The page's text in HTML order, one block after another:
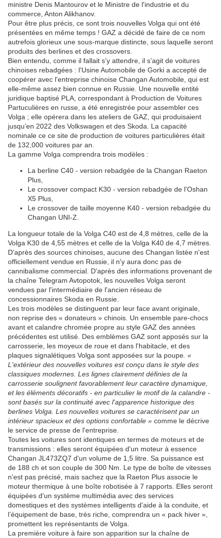
ministre Denis Mantourov et le Ministre de l'industrie et du
commerce, Anton Alikhanov.
Pour être plus précis, ce sont trois nouvelles Volga qui ont été
présentées en même temps ! GAZ a décidé de faire de ce nom
autrefois glorieux une sous-marque distincte, sous laquelle seront
produits des berlines et des crossovers.
Bien entendu, comme il fallait s’y attendre, il s’agit de voitures
chinoises rebadgées : l'Usine Automobile de Gorki a accepté de
coopérer avec l'entreprise chinoise Changan Automobile, qui est
elle-même assez bien connue en Russie. Une nouvelle entité
juridique baptisé PLA, correspondant à Production de Voitures
Partuculières en russe, a été enregistrée pour assembler ces
Volga ; elle opérera dans les ateliers de GAZ, qui produisaient
jusqu’en 2022 des Volkswagen et des Skoda. La capacité
nominale ce ce site de production de voitures particulières était
de 132,000 voitures par an.
La gamme Volga comprendra trois modèles :
La berline C40 - version rebadgée de la Changan Raeton
Plus,
Le crossover compact K30 - version rebadgée de l'Oshan
X5 Plus,
Le crossover de taille moyenne K40 - version rebadgée du
Changan UNI-Z.
La longueur totale de la Volga C40 est de 4,8 mètres, celle de la
Volga K30 de 4,55 mètres et celle de la Volga K40 de 4,7 mètres.
D'après des sources chinoises, aucune des Changan listée n'est
officiellement vendue en Russie, il n'y aura donc pas de
cannibalisme commercial. D'après des informations provenant de
la chaîne Telegram Avtopotok, les nouvelles Volga seront
vendues par l'intermédiaire de l'ancien réseau de
concessionnaires Skoda en Russie.
Les trois modèles se distinguent par leur face avant originale,
non reprise des « donateurs » chinois. Un ensemble pare-chocs
avant et calandre chromée propre au style GAZ des années
précédentes est utilisé. Des emblèmes GAZ sont apposés sur la
carrosserie, les moyeux de roue et dans l'habitacle, et des
plaques signalétiques Volga sont apposées sur la poupe . «
L'extérieur des nouvelles voitures est conçu dans le style des
classiques modernes. Les lignes clairement définies de la
carrosserie soulignent favorablement leur caractère dynamique,
et les éléments décoratifs - en particulier le motif de la calandre -
sont basés sur la continuité avec l'apparence historique des
berlines Volga. Les nouvelles voitures se caractérisent par un
intérieur spacieux et des options confortable » comme le décrive
le service de presse de l'entreprise.
Toutes les voitures sont identiques en termes de moteurs et de
transmissions : elles seront équipées d'un moteur à essence
Changan JL473ZQ7 d'un volume de 1,5 litre. Sa puissance est
de 188 ch et son couple de 300 Nm. Le type de boîte de vitesses
n'est pas précisé, mais sachez que la Raeton Plus associe le
moteur thermique à une boîte robotisée à 7 rapports. Elles seront
équipées d'un système multimédia avec des services
domestiques et des systèmes intelligents d'aide à la conduite, et
l’équipement de base, très riche, comprendra un « pack hiver »,
promettent les représentants de Volga.
La première voiture à faire son apparition sur la chaîne de